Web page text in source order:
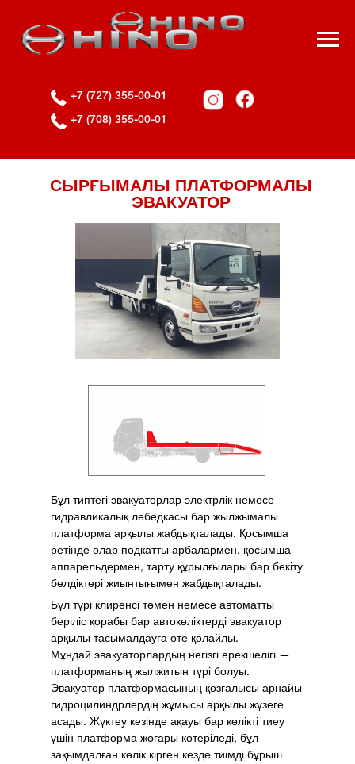
+7 (708) 355-00-01
+7 (727) 355-00-01
СЫРҒЫМАЛЫ ПЛАТФОРМАЛЫ
ЭВАКУАТОР
Бұл типтегі эвакуаторлар электрлік немесе
гидравликалық лебедкасы бар жылжымалы
платформа арқылы жабдықталады. Қосымша
ретінде олар подкатты арбалармен, қосымша
аппарельдермен, тарту құрылғылары бар бекіту
белдіктері жиынтығымен жабдықталады.
Бұл түрі клиренсі төмен немесе автоматты
беріліс қорабы бар автокөліктерді эвакуатор
арқылы тасымалдауға өте қолайлы.
Мұндай эвакуаторлардың негізгі ерекшелігі —
платформаның жылжитын түрі болуы.
Эвакуатор платформасының қозғалысы арнайы
гидроцилиндрлердің жұмысы арқылы жүзеге
асады. Жүктеу кезінде ақауы бар көлікті тиеу
үшін платформа жоғары көтеріледі, бұл
зақымдалған көлік кірген кезде тиімді бұрыш